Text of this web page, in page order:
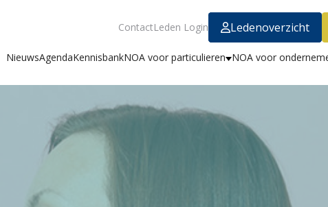
ContactLeden Login Ledenoverzicht
NieuwsAgendaKennisbankNOA voor particulieren NOA voor